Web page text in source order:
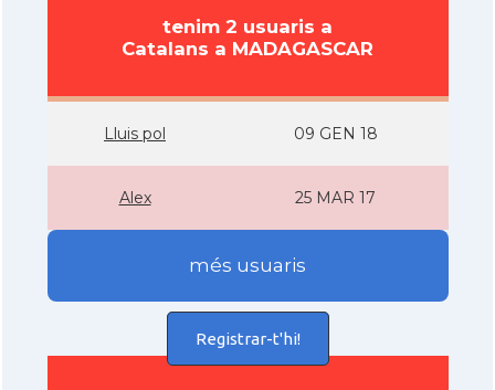
tenim 2 usuaris a
Catalans a MADAGASCAR
Lluis pol 09 GEN 18
Alex 25 MAR 17
més usuaris
Registrar-t'hi!